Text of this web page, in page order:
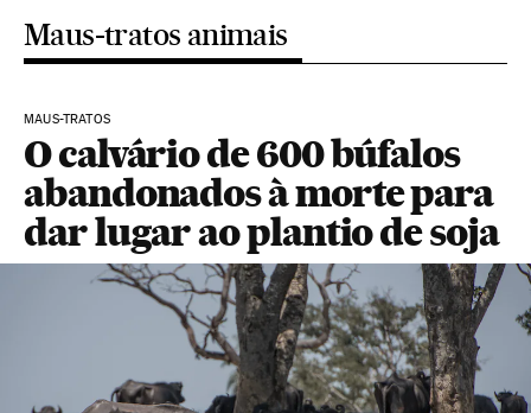
Maus-tratos animais
MAUS-TRATOS
O calvário de 600 búfalos
abandonados à morte para
dar lugar ao plantio de soja